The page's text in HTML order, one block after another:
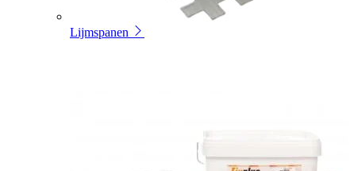
Lijmspanen